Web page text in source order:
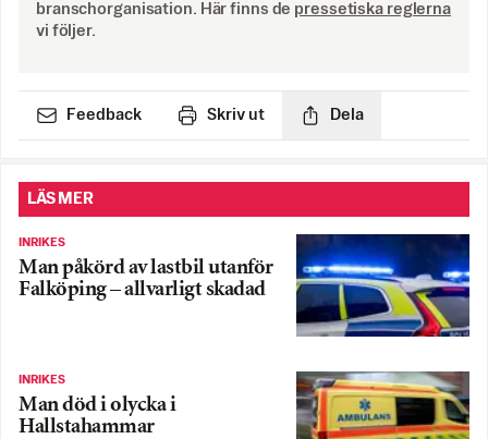
branschorganisation. Här finns de pressetiska reglerna
vi följer.
Feedback Skriv ut Dela
LÄS MER
INRIKES
Man påkörd av lastbil utanför
Falköping – allvarligt skadad
INRIKES
Man död i olycka i
Hallstahammar